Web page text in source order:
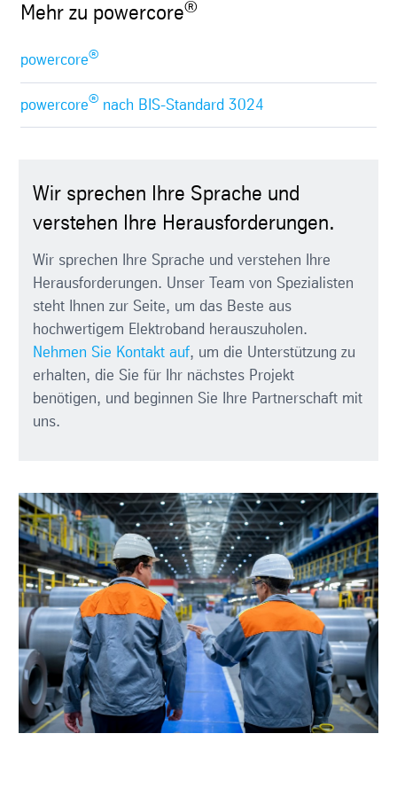
Mehr zu powercore®
powercore®
powercore®nach BIS-Standard 3024
Wir sprechen Ihre Sprache und
verstehen Ihre Herausforderungen.
Wir sprechen Ihre Sprache und verstehen Ihre
Herausforderungen. Unser Team von Spezialisten
steht Ihnen zur Seite, um das Beste aus
hochwertigem Elektroband herauszuholen.
Nehmen Sie Kontakt auf, um die Unterstützung zu
erhalten, die Sie für Ihr nächstes Projekt
benötigen, und beginnen Sie Ihre Partnerschaft mit
uns.